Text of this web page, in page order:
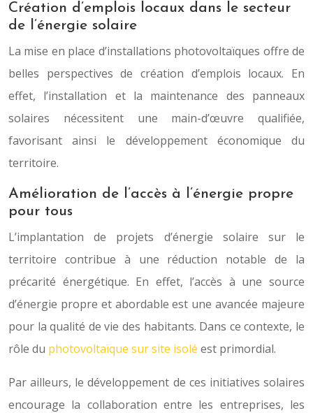
Création d’emplois locaux dans le secteur
de l’énergie solaire
La mise en place d’installations photovoltaïques offre de
belles perspectives de création d’emplois locaux. En
effet, l’installation et la maintenance des panneaux
solaires nécessitent une main-d’œuvre qualifiée,
favorisant ainsi le développement économique du
territoire.
Amélioration de l’accès à l’énergie propre
pour tous
L’implantation de projets d’énergie solaire sur le
territoire contribue à une réduction notable de la
précarité énergétique. En effet, l’accès à une source
d’énergie propre et abordable est une avancée majeure
pour la qualité de vie des habitants. Dans ce contexte, le
rôle du photovoltaïque sur site isolé est primordial.
Par ailleurs, le développement de ces initiatives solaires
encourage la collaboration entre les entreprises, les